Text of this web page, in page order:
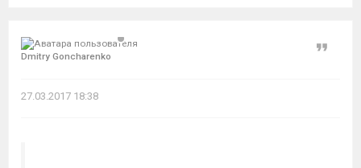
Dmitry Goncharenko
Цитата
27.03.2017 18:38